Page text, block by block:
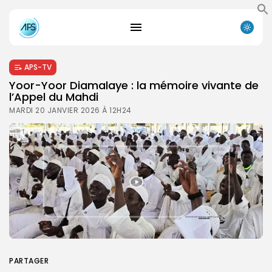
APS-TV
Yoor-Yoor Diamalaye : la mémoire vivante de
l’Appel du Mahdi
MARDI 20 JANVIER 2026 À 12H24
PARTAGER